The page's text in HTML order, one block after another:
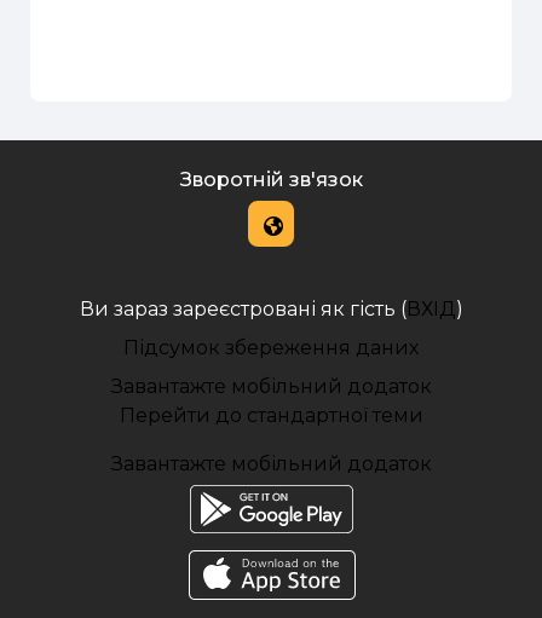
Зворотній зв'язок
Ви зараз зареєстровані як гість (ВХІД )
Підсумок збереження даних
Завантажте мобільний додаток
Перейти до стандартної теми
Завантажте мобільний додаток